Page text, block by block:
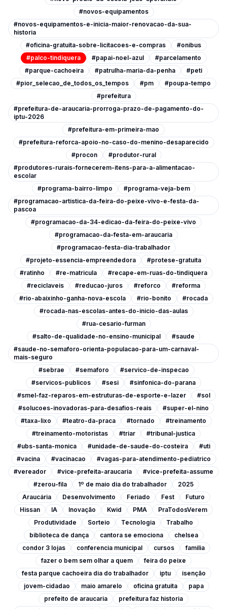
#novos-equipamentos
#novos-equipamentos-e-inicia-maior-renovacao-da-sua-
historia
#oficina-gratuita-sobre-licitacoes-e-compras
#onibus
#palco-tindiquera
#papai-noel-azul
#parcelamento
#parque-cachoeira
#patrulha-maria-da-penha
#peti
#pior_selecao_de_todos_os_tempos
#pm
#poupa-tempo
#prefeitura
#prefeitura-de-araucaria-prorroga-prazo-de-pagamento-do-
iptu-2026
#prefeitura-em-primeira-mao
#prefeitura-reforca-apoio-no-caso-do-menino-desaparecido
#procon
#produtor-rural
#produtores-rurais-fornecerem-itens-para-a-alimentacao-
escolar
#programa-bairro-limpo
#programa-veja-bem
#programacao-artistica-da-feira-do-peixe-vivo-e-festa-da-
pascoa
#programacao-da-34-edicao-da-feira-do-peixe-vivo
#programacao-da-festa-em-araucaria
#programacao-festa-dia-trabalhador
#projeto-essencia-empreendedora
#protese-gratuita
#ratinho
#re-matricula
#recape-em-ruas-do-tindiquera
#reciclaveis
#reducao-juros #reforco
#reforma
#rio-abaixinho-ganha-nova-escola
#rio-bonito
#rocada
#rocada-nas-escolas-antes-do-inicio-das-aulas
#rua-cesario-furman
#salto-de-qualidade-no-ensino-municipal
#saude
#saude-no-semaforo-orienta-populacao-para-um-carnaval-
mais-seguro
#sebrae
#semaforo
#servico-de-inspecao
#servicos-publicos
#sesi
#sinfonica-do-parana
#smel-faz-reparos-em-estruturas-de-esporte-e-lazer
#sol
#solucoes-inovadoras-para-desafios-reais
#super-el-nino
#taxa-lixo
#teatro-da-praca #tornado
#treinamento
#treinamento-motoristas
#triar
#tribunal-justica
#ubs-santa-monica
#unidade-de-saude-do-costeira
#uti
#vacina
#vacinacao
#vagas-para-atendimento-pediatrico
#vereador
#vice-prefeita-araucaria
#vice-prefeita-assume
#zerou-fila
1º de maio dia do trabalhador
2025
Araucária
Desenvolvimento Feriado Fest
Futuro
Hissan
IA Inovação Kwid PMA
PraTodosVerem
Produtividade
Sorteio Tecnologia
Trabalho
biblioteca de dança
cantora se emociona
chelsea
condor 3 lojas
conferencia municipal cursos
familia
fazer o bem sem olhar a quem
feira do peixe
festa parque cachoeira dia do trabalhador
iptu
isenção
jovem-cidadao
maio amarelo oficina gratuita
papa
prefeito de araucaria
prefeitura faz historia